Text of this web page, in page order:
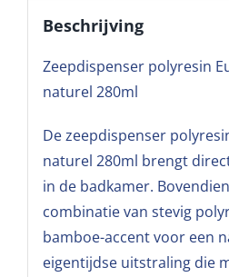
Beschrijving
Zeepdispenser polyresin
naturel 280ml
De zeepdispenser
naturel 280ml brengt
in de badkamer.
combinatie van stevig
bamboe-accent voor een
eigentijdse uitstraling die